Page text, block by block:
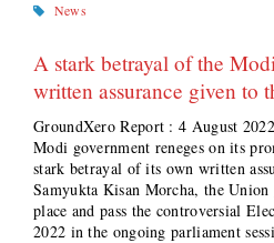
News
A stark betrayal of the
written assurance given to
GroundXero Report : 4 August
Modi government reneges on its
stark betrayal of its own written
Samyukta Kisan Morcha, the
place and pass the controversial
2022 in the ongoing parliament